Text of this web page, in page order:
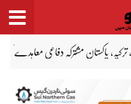
عبداللّٰہ طاہر قتل